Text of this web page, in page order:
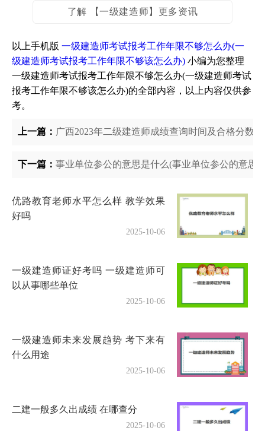
了解 【一级建造师】更多资讯
以上手机版 一级建造师考试报考工作年限不够怎么办(一
级建造师考试报考工作年限不够该怎么办) 小编为您整理
一级建造师考试报考工作年限不够怎么办(一级建造师考试
报考工作年限不够该怎么办)的全部内容，以上内容仅供参
考。
上一篇： 广西2023年二级建造师成绩查询时间及合格分数
下一篇： 事业单位参公的意思是什么(事业单位参公的意思)
优路教育老师水平怎么样 教学效果
好吗
2025-10-06
一级建造师证好考吗 一级建造师可
以从事哪些单位
2025-10-06
一级建造师未来发展趋势 考下来有
什么用途
2025-10-06
二建一般多久出成绩 在哪查分
2025-10-06